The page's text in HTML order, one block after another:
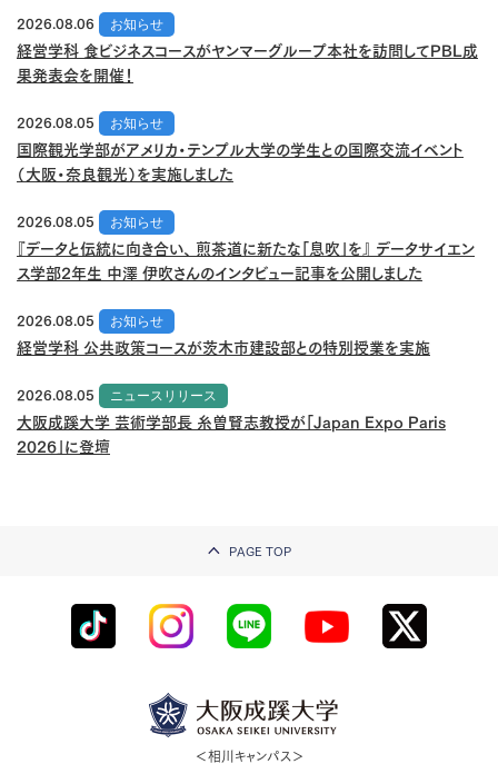
2026.08.06
お知らせ
経営学科 食ビジネスコースがヤンマーグループ本社を訪問してPBL成
果発表会を開催！
2026.08.05
お知らせ
国際観光学部がアメリカ・テンプル大学の学生との国際交流イベント
（大阪・奈良観光）を実施しました
2026.08.05
お知らせ
『データと伝統に向き合い、 煎茶道に新たな「息吹」を』 データサイエン
ス学部2年生 中澤 伊吹さんのインタビュー記事を公開しました
2026.08.05
お知らせ
経営学科 公共政策コースが茨木市建設部との特別授業を実施
2026.08.05
ニュースリリース
大阪成蹊大学 芸術学部長 糸曽賢志教授が「Japan Expo Paris
2026」に登壇
PAGE TOP
＜相川キャンパス＞